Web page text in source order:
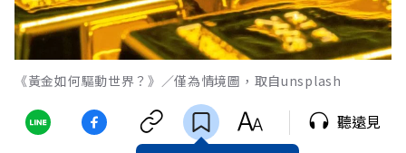
《黃金如何驅動世界？》／僅為情境圖，取自unsplash
聽遠見